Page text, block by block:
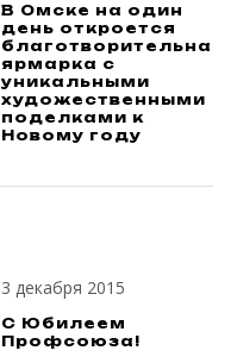
В Омске на один
день откроется
благотворительная
ярмарка с
уникальными
художественными
поделками к
Новому году
3 декабря 2015
С Юбилеем
Профсоюза!